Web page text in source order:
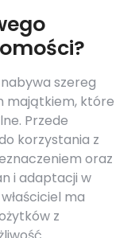
szereg
majątkiem, które
Przede
korzystania z
oraz
i adaptacji w
ma
z